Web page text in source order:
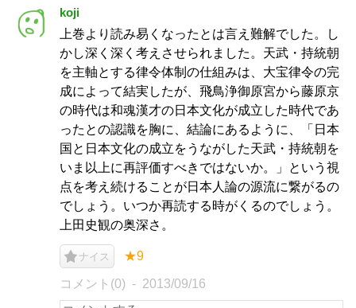
koji
上巻より読み易くなったとは言え難解でした。し
かし深く深く考えさせられました。天武・持統朝
を主軸とする律令体制の仕組みは、大宝律令の完
成によって結実したが、飛鳥浄御原宮から藤原京
の時代は和魂漢才の日本文化が成立した時代であ
ったとの認識を胸に、結論にあるように、「日本
国と日本文化の成立をうながした天武・持統朝を
いま以上に再評価すべきではないか。」という視
点を考え続けることが日本人論の源流に繋がるの
でしょう。いつか再読する時がくるのでしょう。
上田史観の奥深さ。
ナイス ★9
コメント(0) 2013/09/16